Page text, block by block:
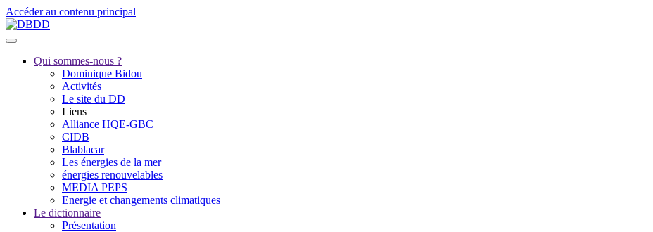
Accéder au contenu principal
Qui sommes-nous ?
Dominique Bidou
Activités
Le site du DD
Liens
Alliance HQE-GBC
CIDB
Blablacar
Les énergies de la mer
énergies renouvelables
MEDIA PEPS
Energie et changements climatiques
Le dictionnaire
Présentation